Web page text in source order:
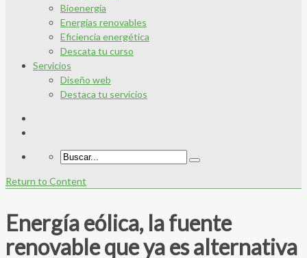
Bioenergía
Energías renovables
Eficiencia energética
Descata tu curso
Servicios
Diseño web
Destaca tu servicios
Return to Content
Energía eólica, la fuente
renovable que ya es alternativa